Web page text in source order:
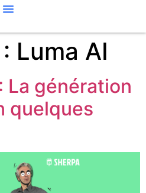
Luma AI
La génération
quelques